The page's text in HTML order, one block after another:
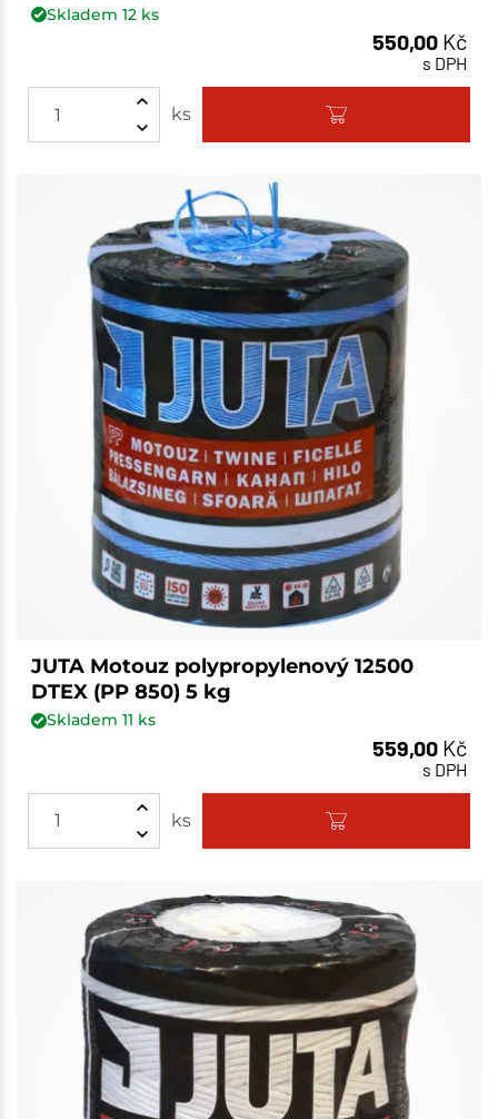
Skladem 12ks
550,00 Kč
s DPH
ks
JUTA Motouz polypropylenový 12500
DTEX (PP 850) 5 kg
Skladem 11 ks
559,00 Kč
s DPH
ks